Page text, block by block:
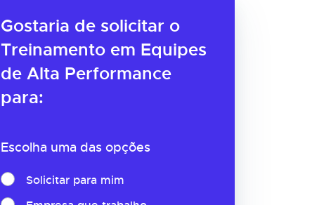
Gostaria de solicitar o
Treinamento em Equipes
de Alta Performance
para:
Escolha uma das opções
Solicitar para mim